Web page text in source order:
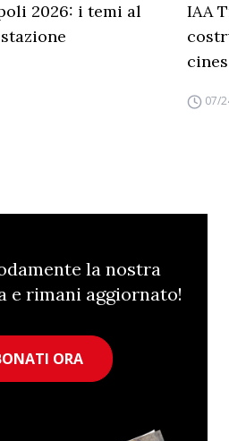
2026: i temi al
IAA
07/
la nostra
e rimani aggiornato!
ORA